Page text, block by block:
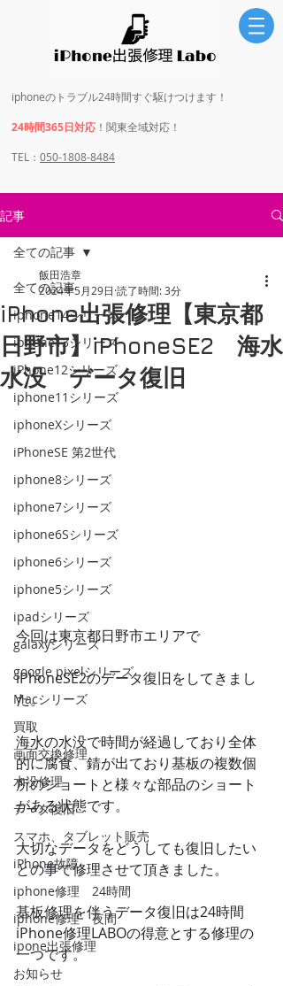
iphoneのトラブル24時間すぐ駆けつけます！
24時間365日対応 ！関東全域対応！
​​TEL： 050-1808-8484
記事
全ての記事
iphone14シリーズ
iphone13シリーズ
iPhone12シリーズ
iphone11シリーズ
iphoneXシリーズ
iPhoneSE 第2世代
iphone8シリーズ
iphone7シリーズ
iphone6Sシリーズ
iphone6シリーズ
iphone5シリーズ
ipadシリーズ
galaxyシリーズ
google pixelシリーズ
Macシリーズ
買取
画面交換修理
水没修理
データ復旧
スマホ、タブレット販売
iPhone故障
iphone修理 24時間
iphone修理 夜間
ipone出張修理
お知らせ
全ての記事
iPhone出張修理【東京都
日野市】iPhoneSE2 海水
水没 データ復旧
飯田浩章
2024年5月29日 読了時間: 3分
今回は東京都日野市エリアで
iPhoneSE2のデータ復旧をしてきまし
た。
海水の水没で時間が経過しており全体
的に腐食、錆が出ており基板の複数個
所のショートと様々な部品のショート
がある状態です。
大切なデータをどうしても復旧したい
との事で修理させて頂きました。
基板修理を伴うデータ復旧は24時間
iPhone修理LABOの得意とする修理の
一つです。